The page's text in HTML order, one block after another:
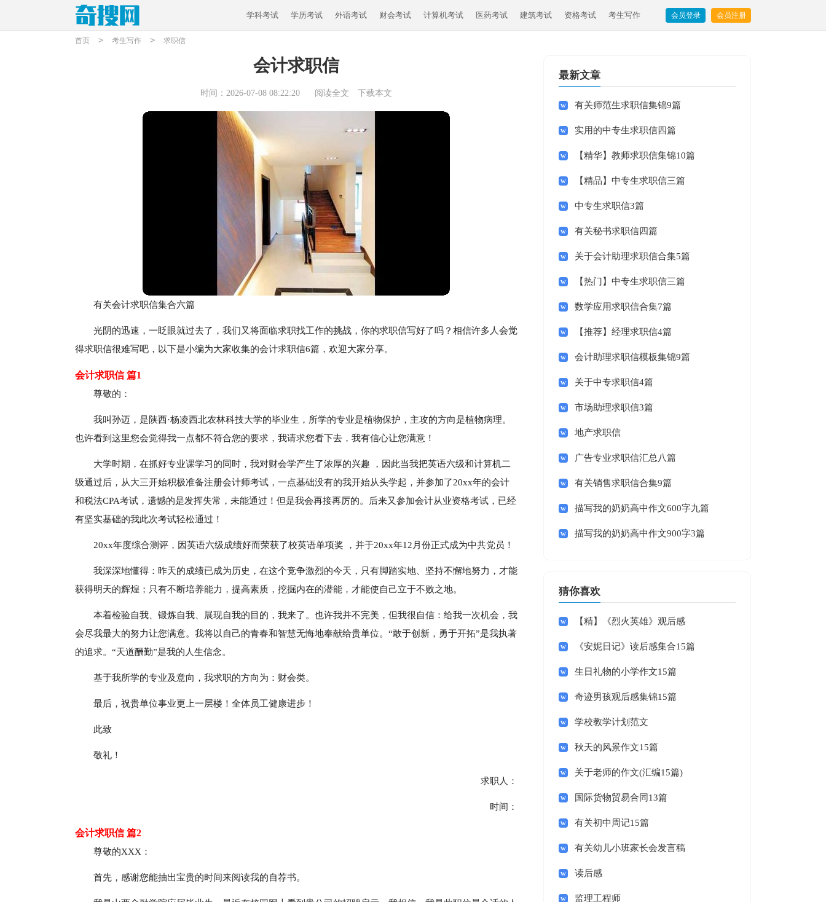
学科考试 学历考试 外语考试 财会考试 计算机考试 医药考试 建筑考试 资格考试 考生写作 会员登录 会员注册
首页 > 考生写作 > 求职信
会计求职信
时间：2026-07-08 08:22:20 阅读全文 下载本文
有关会计求职信集合六篇
光阴的迅速，一眨眼就过去了，我们又将面临求职找工作的挑战，你的求职信写好了吗？相信许多人会觉
得求职信很难写吧，以下是小编为大家收集的会计求职信6篇，欢迎大家分享。
会计求职信 篇1
尊敬的：
我叫孙迈，是陕西·杨凌西北农林科技大学的毕业生，所学的专业是植物保护，主攻的方向是植物病理。
也许看到这里您会觉得我一点都不符合您的要求，我请求您看下去，我有信心让您满意！
大学时期，在抓好专业课学习的同时，我对财会学产生了浓厚的兴趣 ，因此当我把英语六级和计算机二
级通过后，从大三开始积极准备注册会计师考试，一点基础没有的我开始从头学起，并参加了20xx年的会计
和税法CPA考试，遗憾的是发挥失常，未能通过！但是我会再接再厉的。后来又参加会计从业资格考试，已经
有坚实基础的我此次考试轻松通过！
20xx年度综合测评，因英语六级成绩好而荣获了校英语单项奖 ，并于20xx年12月份正式成为中共党员！
我深深地懂得：昨天的成绩已成为历史，在这个竞争激烈的今天，只有脚踏实地、坚持不懈地努力，才能
获得明天的辉煌；只有不断培养能力，提高素质，挖掘内在的潜能，才能使自己立于不败之地。
本着检验自我、锻炼自我、展现自我的目的，我来了。也许我并不完美，但我很自信：给我一次机会，我
会尽我最大的努力让您满意。我将以自己的青春和智慧无悔地奉献给贵单位。“敢于创新，勇于开拓”是我执著
的追求。“天道酬勤”是我的人生信念。
基于我所学的专业及意向，我求职的方向为：财会类。
最后，祝贵单位事业更上一层楼！全体员工健康进步！
此致
敬礼！
求职人：
时间：
会计求职信 篇2
尊敬的XXX：
首先，感谢您能抽出宝贵的时间来阅读我的自荐书。
最新文章
有关师范生求职信集锦9篇
实用的中专生求职信四篇
【精华】教师求职信集锦10篇
【精品】中专生求职信三篇
中专生求职信3篇
有关秘书求职信四篇
关于会计助理求职信合集5篇
【热门】中专生求职信三篇
数学应用求职信合集7篇
【推荐】经理求职信4篇
会计助理求职信模板集锦9篇
关于中专求职信4篇
市场助理求职信3篇
地产求职信
广告专业求职信汇总八篇
有关销售求职信合集9篇
描写我的奶奶高中作文600字九篇
描写我的奶奶高中作文900字3篇
猜你喜欢
【精】《烈火英雄》观后感
《安妮日记》读后感集合15篇
生日礼物的小学作文15篇
奇迹男孩观后感集锦15篇
学校教学计划范文
秋天的风景作文15篇
关于老师的作文(汇编15篇)
国际货物贸易合同13篇
有关初中周记15篇
有关幼儿小班家长会发言稿
读后感
监理工程师